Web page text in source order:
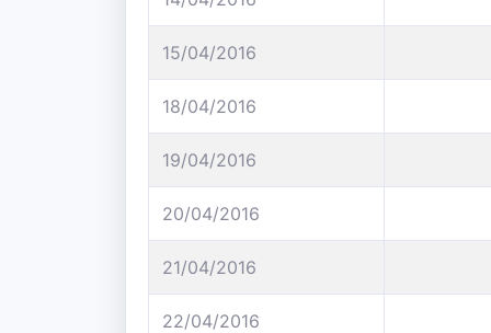
15/04/2016
18/04/2016
19/04/2016
20/04/2016
21/04/2016
22/04/2016